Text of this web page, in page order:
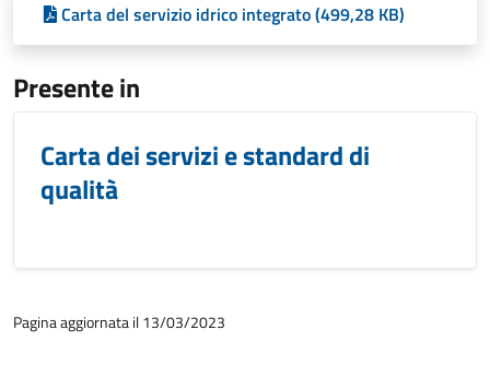
Carta del servizio idrico integrato (499,28 KB)
Presente in
Carta dei servizi e standard di
qualità
Pagina aggiornata il 13/03/2023